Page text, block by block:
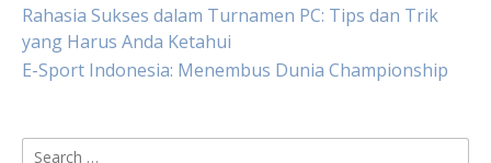
Rahasia Sukses dalam Turnamen PC: Tips dan Trik
yang Harus Anda Ketahui
E-Sport Indonesia: Menembus Dunia Championship
Search